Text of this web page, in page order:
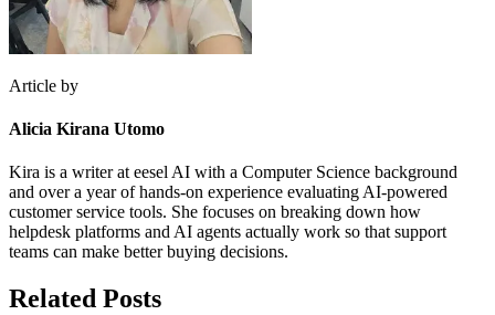
Article by
Alicia Kirana Utomo
Kira is a writer at eesel AI with a Computer Science background
and over a year of hands-on experience evaluating AI-powered
customer service tools. She focuses on breaking down how
helpdesk platforms and AI agents actually work so that support
teams can make better buying decisions.
Related Posts